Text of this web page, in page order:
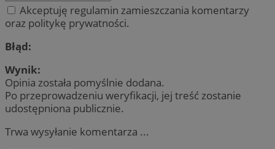
Akceptuję regulamin zamieszczania komentarzy
oraz politykę prywatności.
Błąd:
Wynik:
Opinia została pomyślnie dodana.
Po przeprowadzeniu weryfikacji, jej treść zostanie
udostępniona publicznie.
Trwa wysyłanie komentarza ...